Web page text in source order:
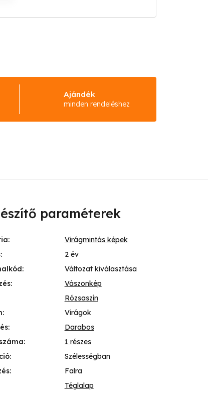
Ajándék
minden rendeléshez
paraméterek
:
Virágmintás képek
:
2 év
:
Változat kiválasztása
:
Vászonkép
Rózsaszín
:
Virágok
:
Darabos
:
1 részes
:
Szélességban
:
Falra
Téglalap